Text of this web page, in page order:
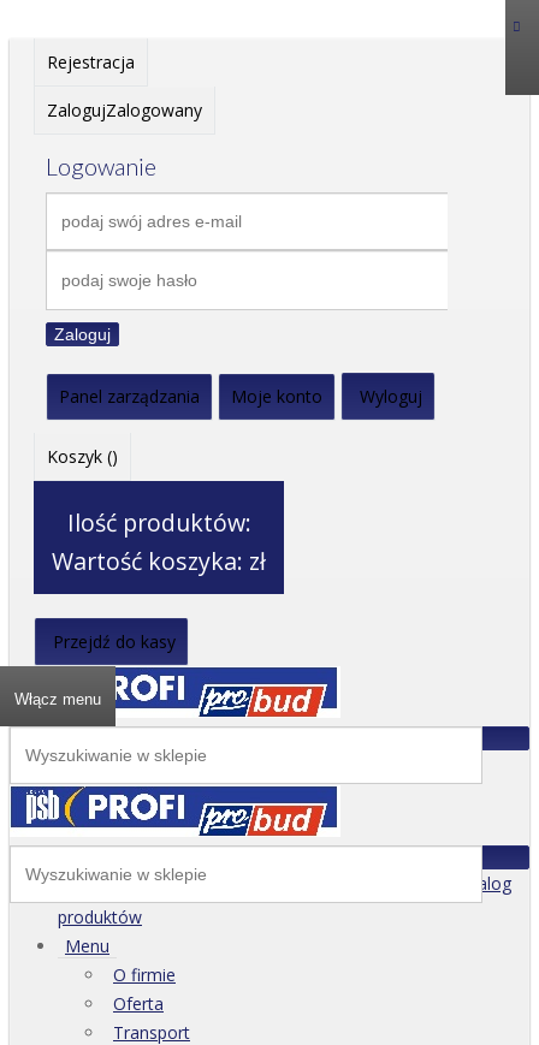
Rejestracja
ZalogujZalogowany
Logowanie
Zaloguj
Panel zarządzania Moje konto Wyloguj
Koszyk ()
Ilość produktów:
Wartość koszyka: zł
Przejdź do kasy
Włącz menu
Katalog
produktów
Menu
O firmie
Oferta
Transport